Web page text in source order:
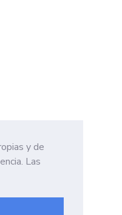
y de
Las